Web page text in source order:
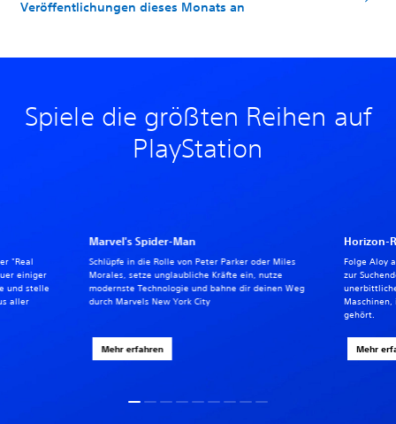
Veröffentlichungen dieses Monats an
Spiele die größten Reihen auf
PlayStation
Marvel's Spider-Man
Schlüpfe in die Rolle von Peter Parker oder Miles
Morales, setze unglaubliche Kräfte ein, nutze
modernste Technologie und bahne dir deinen Weg
durch Marvels New York City
Mehr erfahren
Horizon-
Folge Aloy
zur
gehört.
Mehr
"Real
einiger
und stelle
aller